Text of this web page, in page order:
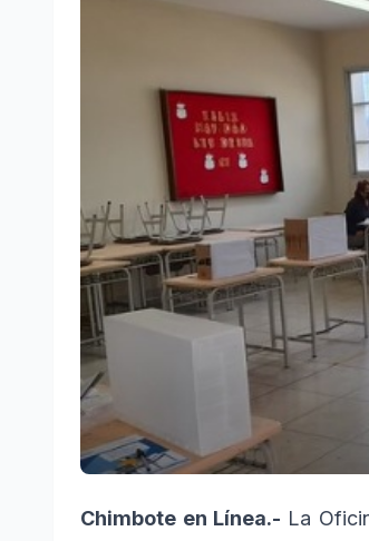
Chimbote en Línea.- La